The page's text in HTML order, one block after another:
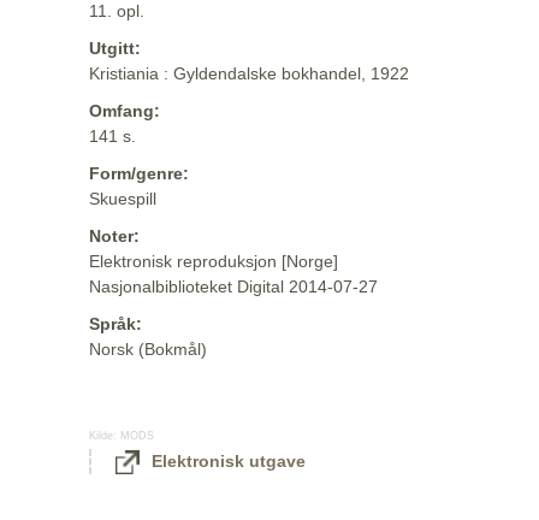
11. opl.
Utgitt:
Kristiania : Gyldendalske bokhandel, 1922
Omfang:
141 s.
Form/genre:
Skuespill
Noter:
Elektronisk reproduksjon [Norge]
Nasjonalbiblioteket Digital 2014-07-27
Språk:
Norsk (Bokmål)
Kilde: MODS
Elektronisk utgave